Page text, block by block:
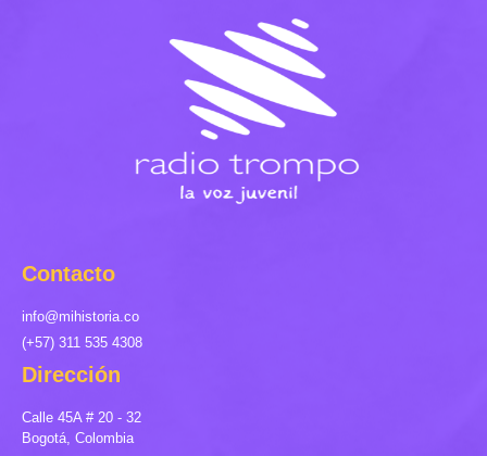
Contacto
info@mihistoria.co
(+57) 311 535 4308
Dirección
Calle 45A # 20 - 32
Bogotá, Colombia